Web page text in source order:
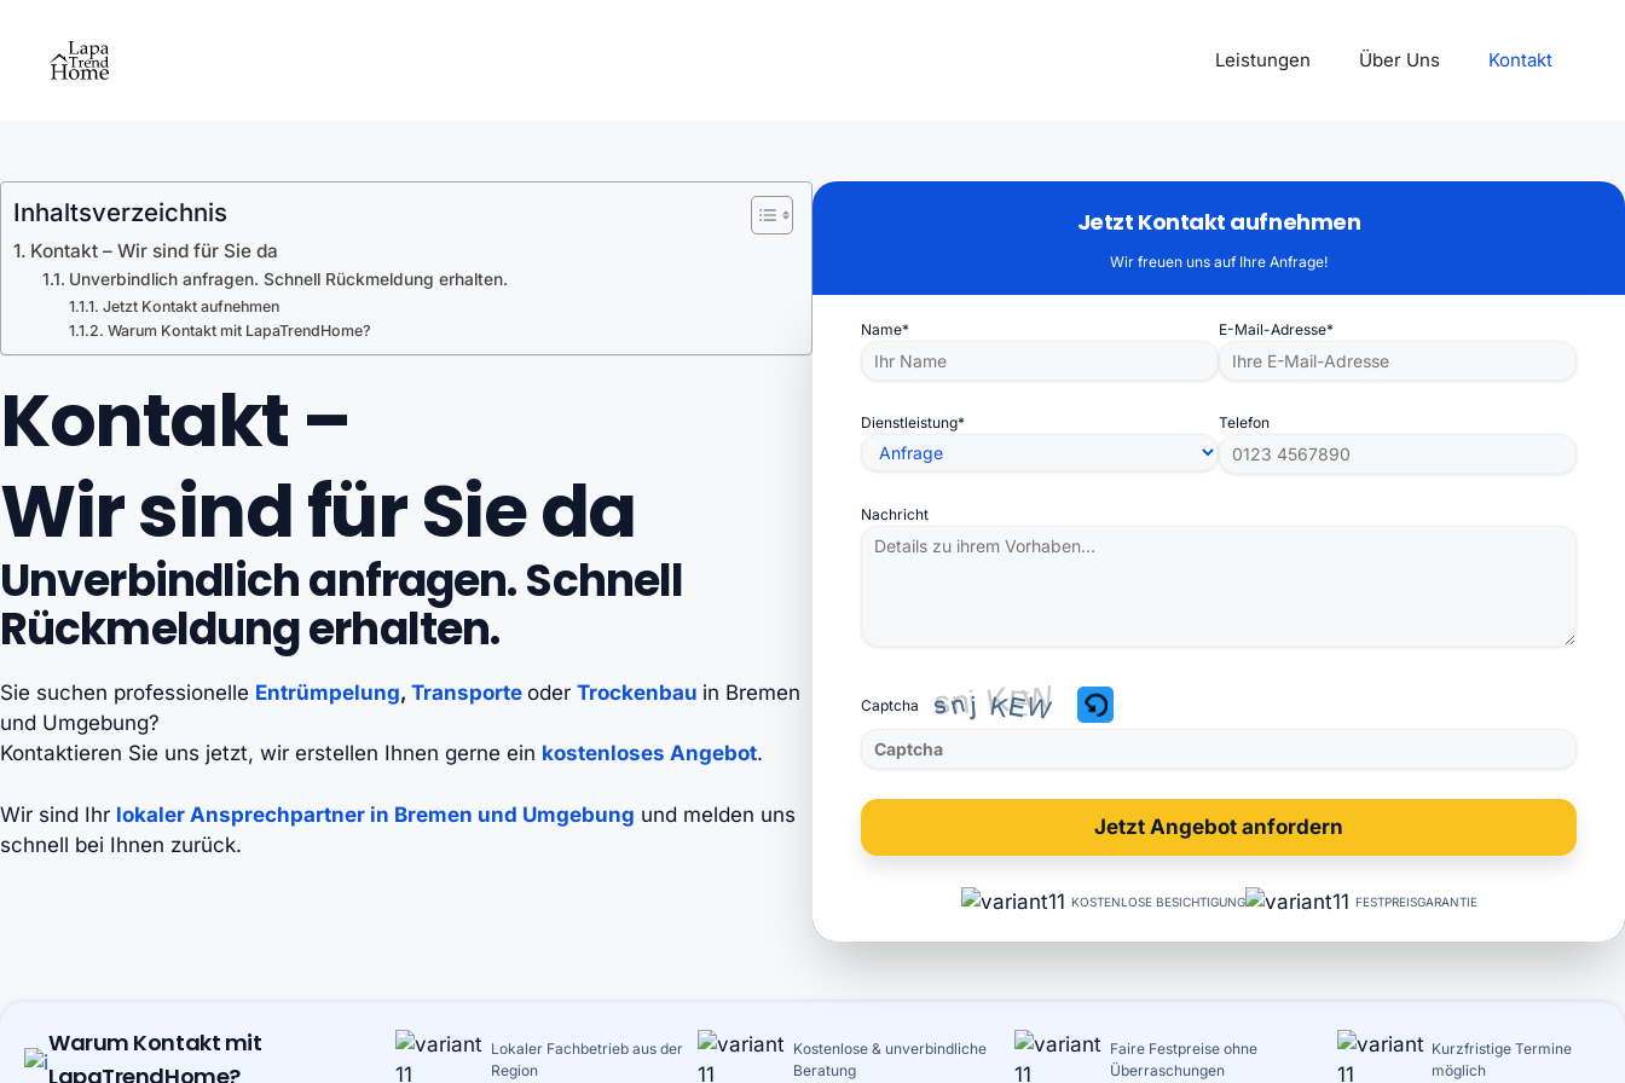
springen
Leistungen Über Uns Kontakt
Inhaltsverzeichnis
Kontakt – Wir sind für Sie da
Unverbindlich anfragen. Schnell Rückmeldung erhalten.
Jetzt Kontakt aufnehmen
Warum Kontakt mit LapaTrendHome?
Kontakt –
Wir sind für Sie da
Unverbindlich anfragen. Schnell
Rückmeldung erhalten.
Sie suchen professionelle Entrümpelung, Transporte oder Trockenbau in Bremen
und Umgebung?
Kontaktieren Sie uns jetzt, wir erstellen Ihnen gerne ein kostenloses Angebot.
Wir sind Ihr lokaler Ansprechpartner in Bremen und Umgebung und melden uns
schnell bei Ihnen zurück.
Jetzt Kontakt aufnehmen
Wir freuen uns auf Ihre Anfrage!
Name* E-Mail-Adresse*
Dienstleistung* Telefon
Nachricht
Captcha
gib
die
zu
KOSTENLOSE BESICHTIGUNG FESTPREISGARANTIE
Warum Kontakt mit
LapaTrendHome?
Lokaler Fachbetrieb aus der
Region
Kostenlose & unverbindliche
Beratung
Faire Festpreise ohne
Überraschungen
Kurzfristige Termine
möglich